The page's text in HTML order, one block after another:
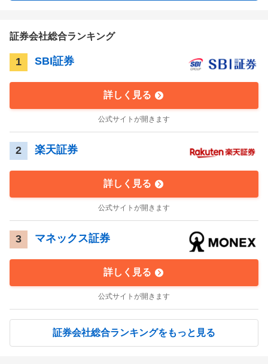
証券会社総合ランキング
1 SBI証券
詳しく見る
公式サイトが開きます
2 楽天証券
詳しく見る
公式サイトが開きます
3 マネックス証券
詳しく見る
公式サイトが開きます
証券会社総合ランキングをもっと見る